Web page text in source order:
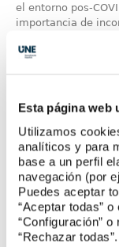
Esta página web
Utilizamos
analíticos y para
base a un perfil
navegación (por
Puedes aceptar
“Aceptar todas”
“Configuración”
“Rechazar todas”.
el entorno pos-
importancia de
fortalecer el tejido
Compromiso
La Asociación
(Hispalyt), en línea
la eficiencia
Asociación
institucional. Con